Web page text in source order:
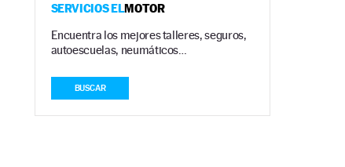
SERVICIOS ELMOTOR
Encuentra los mejores talleres, seguros,
autoescuelas, neumáticos…
BUSCAR